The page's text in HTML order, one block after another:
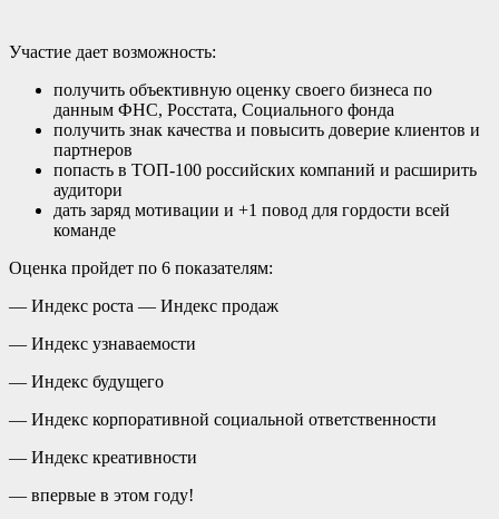
Участие дает возможность:
получить объективную оценку своего бизнеса по
данным ФНС, Росстата, Социального фонда
получить знак качества и повысить доверие клиентов и
партнеров
попасть в ТОП-100 российских компаний и расширить
аудитори
дать заряд мотивации и +1 повод для гордости всей
команде
Оценка пройдет по 6 показателям:
— Индекс роста — Индекс продаж
— Индекс узнаваемости
— Индекс будущего
— Индекс корпоративной социальной ответственности
— Индекс креативности
— впервые в этом году!